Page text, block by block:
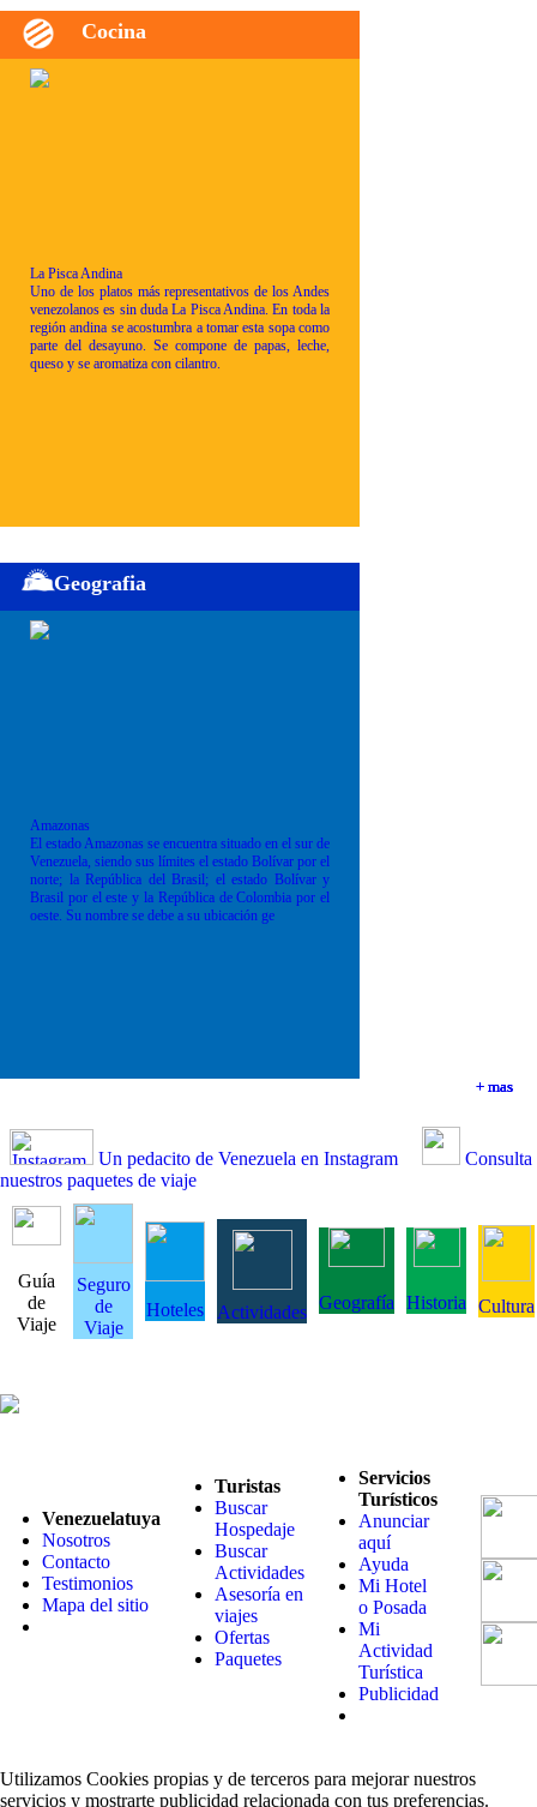
+ mas
+ mas
Cocina
La Pisca Andina
Uno de los platos más representativos de los Andes
venezolanos es sin duda La Pisca Andina. En toda la
región andina se acostumbra a tomar esta sopa como
parte del desayuno. Se compone de papas, leche,
queso y se aromatiza con cilantro.
+ mas
Geografia
Amazonas
El estado Amazonas se encuentra situado en el sur de
Venezuela, siendo sus límites el estado Bolívar por el
norte; la República del Brasil; el estado Bolívar y
Brasil por el este y la República de Colombia por el
oeste. Su nombre se debe a su ubicación ge
+ mas
Un pedacito de Venezuela en Instagram
Consulta
nuestros paquetes de viaje
Guía
de
Viaje
Seguro
de
Viaje
Hoteles Actividades Geografía Historia Cultura
Venezuelatuya
Nosotros
Contacto
Testimonios
Mapa del sitio
Turistas
Buscar
Hospedaje
Buscar
Actividades
Asesoría en
viajes
Ofertas
Paquetes
Servicios
Turísticos
Anunciar
aquí
Ayuda
Mi Hotel
o Posada
Mi
Actividad
Turística
Publicidad
Utilizamos Cookies propias y de terceros para mejorar nuestros
servicios y mostrarte publicidad relacionada con tus preferencias.